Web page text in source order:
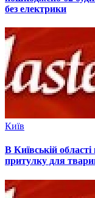
без електрики
Київ
В Київській
притулку для